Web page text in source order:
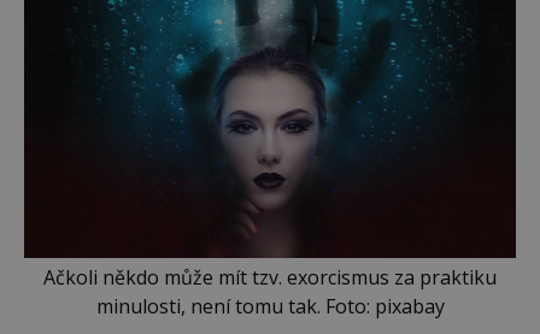
Ačkoli někdo může mít tzv. exorcismus za praktiku
minulosti, není tomu tak. Foto: pixabay